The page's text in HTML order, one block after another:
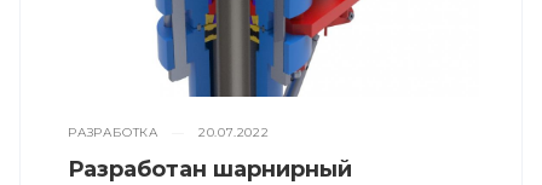
РАЗРАБОТКА 20.07.2022
Разработан шарнирный